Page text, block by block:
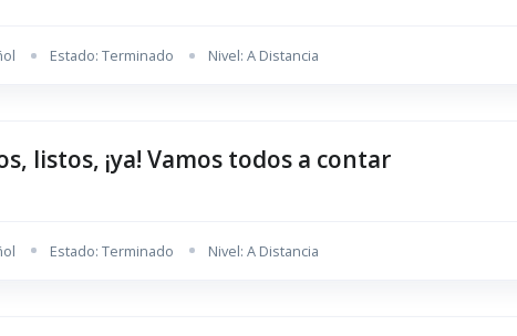
Estado: Terminado Nivel: A Distancia
listos, ¡ya! Vamos todos a contar
Estado: Terminado Nivel: A Distancia